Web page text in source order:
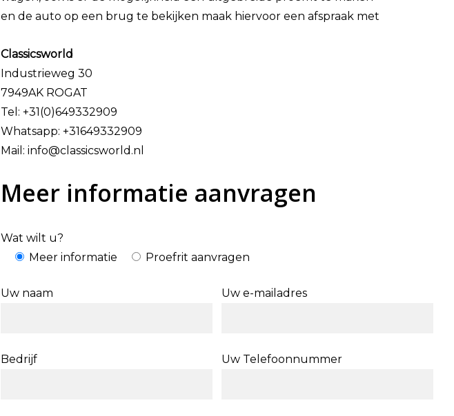
en de auto op een brug te bekijken maak hiervoor een afspraak met
Classicsworld
Industrieweg 30
7949AK ROGAT
Tel: +31(0)649332909
Whatsapp: +31649332909
Mail: info@classicsworld.nl
Meer informatie aanvragen
Wat wilt u?
Meer informatie
Proefrit aanvragen
Uw naam Uw e-mailadres
Bedrijf Uw Telefoonnummer